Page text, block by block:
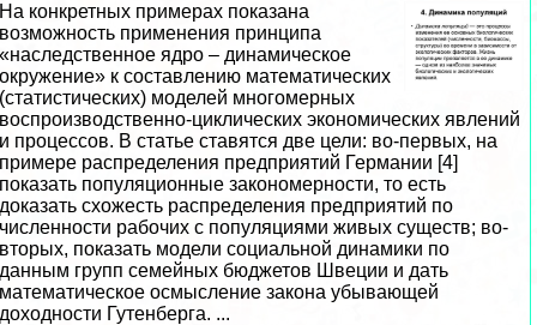
На конкретных примерах показана
возможность применения принципа
«наследственное ядро – динамическое
окружение» к составлению математических
(статистических) моделей многомерных
воспроизводственно-циклических экономических явлений
и процессов. В статье ставятся две цели: во-первых, на
примере распределения предприятий Германии [4]
показать популяционные закономерности, то есть
доказать схожесть распределения предприятий по
численности рабочих с популяциями живых существ; во-
вторых, показать модели социальной динамики по
данным групп семейных бюджетов Швеции и дать
математическое осмысление закона убывающей
доходности Гутенберга. ...